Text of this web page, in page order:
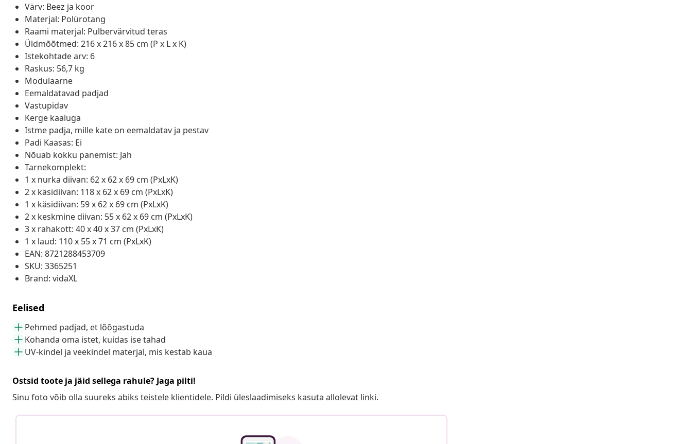
Värv: Beez ja koor
Materjal: Polürotang
Raami materjal: Pulbervärvitud teras
Üldmõõtmed: 216 x 216 x 85 cm (P x L x K)
Istekohtade arv: 6
Raskus: 56,7 kg
Modulaarne
Eemaldatavad padjad
Vastupidav
Kerge kaaluga
Istme padja, mille kate on eemaldatav ja pestav
Padi Kaasas: Ei
Nõuab kokku panemist: Jah
Tarnekomplekt:
1 x nurka diivan: 62 x 62 x 69 cm (PxLxK)
2 x käsidiivan: 118 x 62 x 69 cm (PxLxK)
1 x käsidiivan: 59 x 62 x 69 cm (PxLxK)
2 x keskmine diivan: 55 x 62 x 69 cm (PxLxK)
3 x rahakott: 40 x 40 x 37 cm (PxLxK)
1 x laud: 110 x 55 x 71 cm (PxLxK)
EAN: 8721288453709
SKU: 3365251
Brand: vidaXL
Eelised
Pehmed padjad, et lõõgastuda
Kohanda oma istet, kuidas ise tahad
UV-kindel ja veekindel materjal, mis kestab kaua
Ostsid toote ja jäid sellega rahule? Jaga pilti!
Sinu foto võib olla suureks abiks teistele klientidele. Pildi üleslaadimiseks kasuta allolevat linki.